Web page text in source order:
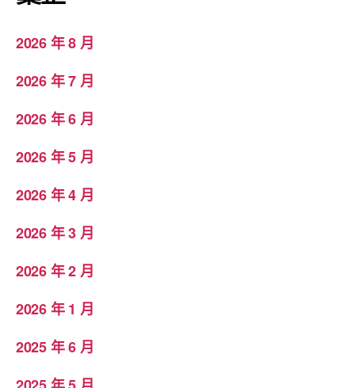
2026 年 8 月
2026 年 7 月
2026 年 6 月
2026 年 5 月
2026 年 4 月
2026 年 3 月
2026 年 2 月
2026 年 1 月
2025 年 6 月